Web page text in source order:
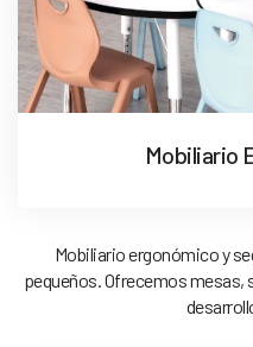
Mobiliario
Mobiliario ergonómico y
pequeños. Ofrecemos mesas,